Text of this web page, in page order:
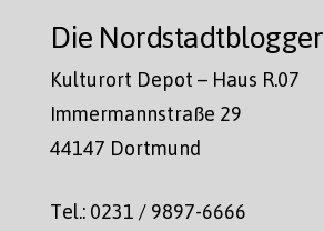
Die Nordstadtblogger
Kulturort Depot – Haus R.07
Immermannstraße 29
44147 Dortmund
Tel.: 0231 / 9897-6666